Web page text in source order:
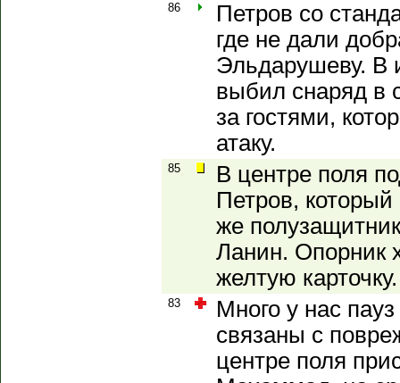
86
Петров со
где не дали
Эльдарушеву. В
выбил снаряд в
за гостями,
атаку.
85
В центре поля
Петров, который
же
Ланин. Опорник
желтую карточку.
83
Много у нас
связаны с
центре поля